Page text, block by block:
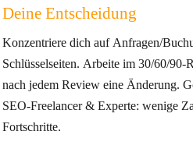
Deine Entscheidung
Konzentriere dich auf Anfragen/
Schlüsselseiten. Arbeite im 30/60/
nach jedem Review eine Änderung.
SEO‑Freelancer & Experte: wenige
Fortschritte.